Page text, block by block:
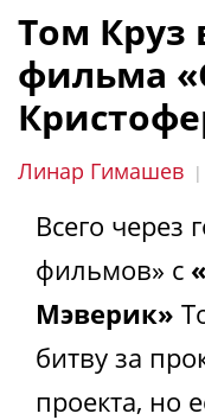
Том Круз
фильма
Линар Гимашев |
Всего через
фильмов» с
Мэверик»
битву за
проекта, но